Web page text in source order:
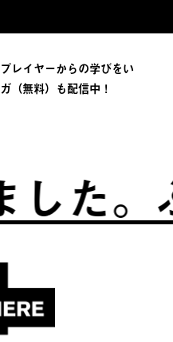
レイヤーからの学びをい
（無料）も配信中！
。ふ